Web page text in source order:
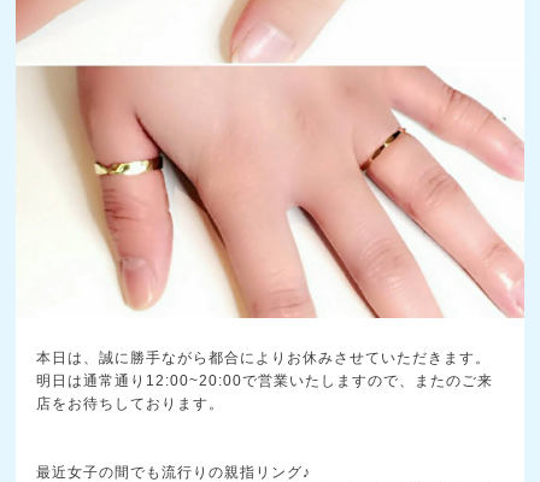
本日は、誠に勝手ながら都合によりお休みさせていただき ます。
明日は通常通り12:00~20:00で営業いたしますので、またのご来
店をお待ちしております。
最近女子の間でも流行りの親指リング♪